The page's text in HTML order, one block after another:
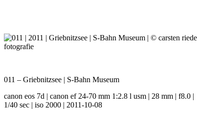
011 – Griebnitzsee | S-Bahn Museum
canon eos 7d | canon ef 24-70 mm 1:2.8 l usm | 28 mm | f8.0 |
1/40 sec | iso 2000 | 2011-10-08